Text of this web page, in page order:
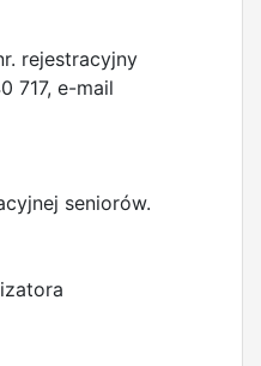
rejestracyjny
717, e-mail
seniorów.